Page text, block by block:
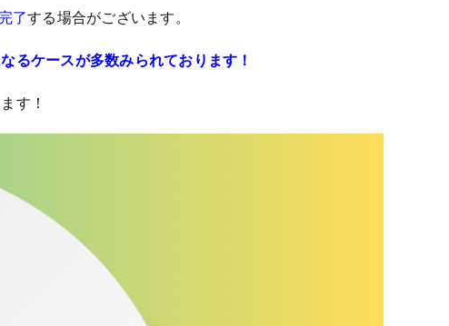
了する場合がございます。
るケースが多数みられております！
す！